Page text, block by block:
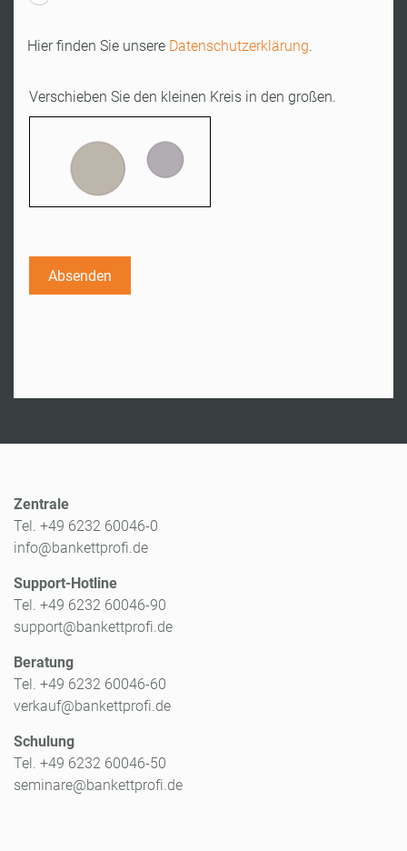
Zentrale
Tel. +49 6232 60046-0
info@bankettprofi.de
Support-Hotline
Tel. +49 6232 60046-90
support@bankettprofi.de
Beratung
Tel. +49 6232 60046-60
verkauf@bankettprofi.de
Schulung
Tel. +49 6232 60046-50
seminare@bankettprofi.de